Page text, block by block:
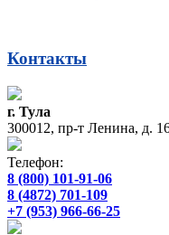
Контакты
г. Тула
300012, пр-т Ленина, д.
Телефон:
8 (800) 101-91-06
8 (4872) 701-109
+7 (953) 966-66-25